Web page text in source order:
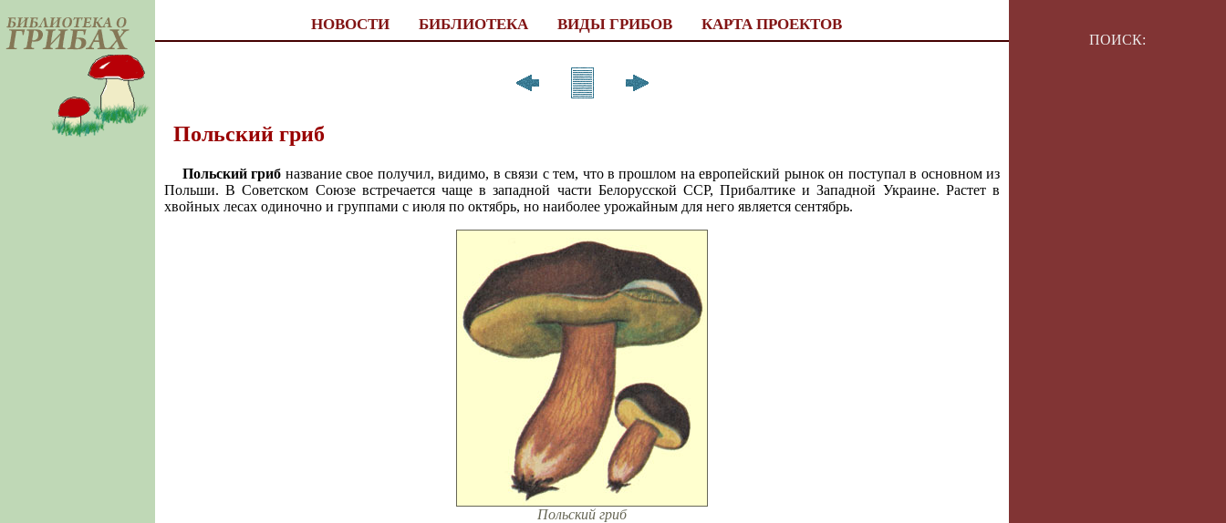
НОВОСТИ БИБЛИОТЕКА ВИДЫ ГРИБОВ КАРТА ПРОЕКТОВ
Польский гриб
Польский гриб название свое получил, видимо, в связи с тем, что в прошлом на европейский рынок он поступал в основном из
Польши. В Советском Союзе встречается чаще в западной части Белорусской ССР, Прибалтике и Западной Украине. Растет в
хвойных лесах одиночно и группами с июля по октябрь, но наиболее урожайным для него является сентябрь.
Польский гриб
ПОИСК: